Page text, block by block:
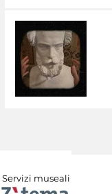
Servizi museali